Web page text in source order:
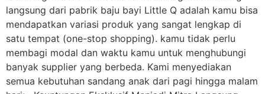
langsung dari pabrik baju bayi Little Q adalah kamu bisa
mendapatkan variasi produk yang sangat lengkap di
satu tempat (one-stop shopping). kamu tidak perlu
membagi modal dan waktu kamu untuk menghubungi
banyak supplier yang berbeda. Kami menyediakan
semua kebutuhan sandang anak dari pagi hingga malam